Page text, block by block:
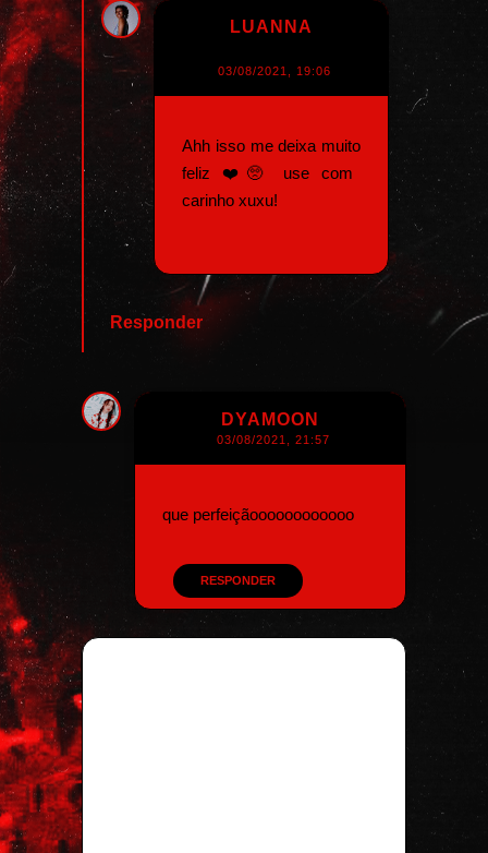
LUANNA
03/08/2021, 19:06
Ahh isso me deixa muito
feliz ❤️🥺 use com
carinho xuxu!
Responder
DYAMOON
03/08/2021, 21:57
que perfeiçãoooooooooooo
RESPONDER